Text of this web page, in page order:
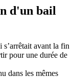
d'un bail
s’arrêtait avant la fin
pour une durée de
dans les mêmes